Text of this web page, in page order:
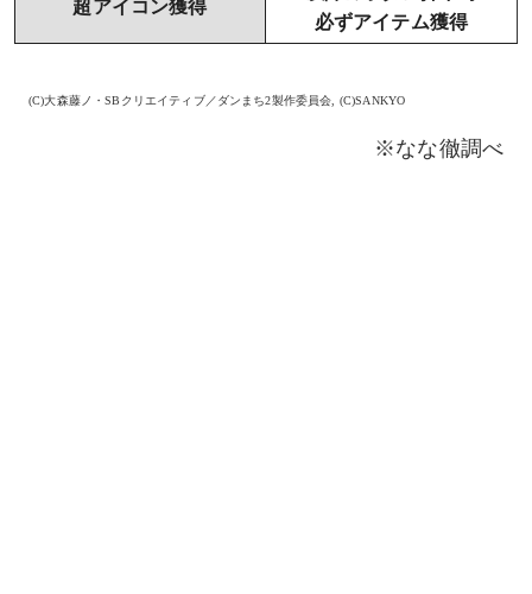
超アイコン獲得
必ずアイテム獲得
(C)大森藤ノ・SBクリエイティブ／ダンまち2製作委員会, (C)SANKYO
※なな徹調べ